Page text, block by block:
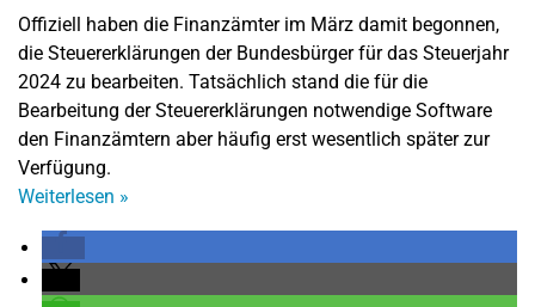
Offiziell haben die Finanzämter im März damit begonnen,
die Steuererklärungen der Bundesbürger für das Steuerjahr
2024 zu bearbeiten. Tatsächlich stand die für die
Bearbeitung der Steuererklärungen notwendige Software
den Finanzämtern aber häufig erst wesentlich später zur
Verfügung.
Weiterlesen »